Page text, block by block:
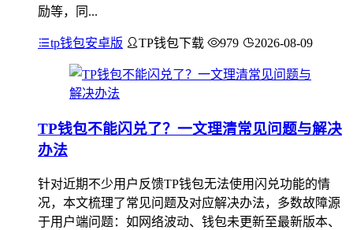
励等，同...
tp钱包安卓版 TP钱包下载 979 2026-08-09
TP钱包不能闪兑了？一文理清常见问题与解决
办法
针对近期不少用户反馈TP钱包无法使用闪兑功能的情
况，本文梳理了常见问题及对应解决办法，多数故障源
于用户端问题：如网络波动、钱包未更新至最新版本、